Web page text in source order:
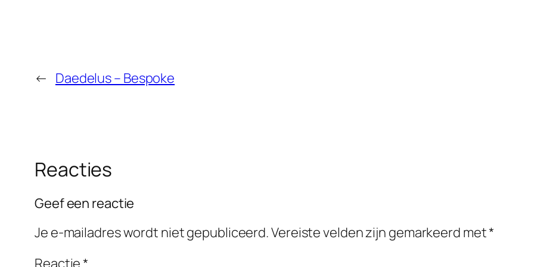
← Daedelus – Bespoke
Reacties
Geef een reactie
Je e-mailadres wordt niet gepubliceerd.Vereiste velden zijn gemarkeerd met*
Reactie*